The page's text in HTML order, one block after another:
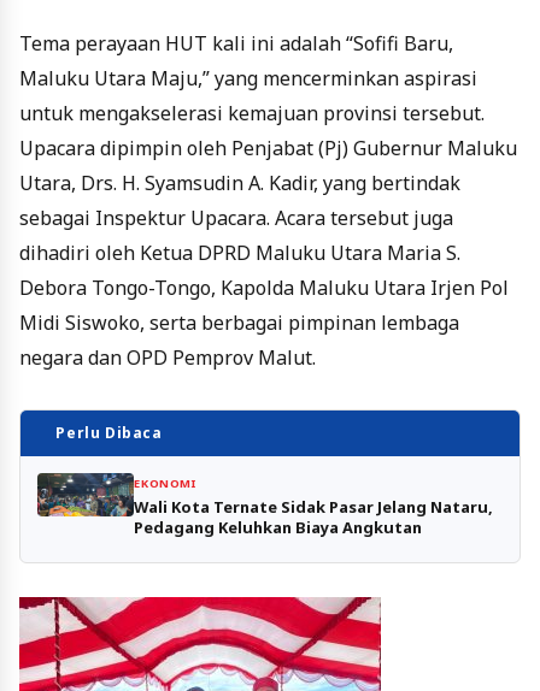
Tema perayaan HUT kali ini adalah “Sofifi Baru,
Maluku Utara Maju,” yang mencerminkan aspirasi
untuk mengakselerasi kemajuan provinsi tersebut.
Upacara dipimpin oleh Penjabat (Pj) Gubernur Maluku
Utara, Drs. H. Syamsudin A. Kadir, yang bertindak
sebagai Inspektur Upacara. Acara tersebut juga
dihadiri oleh Ketua DPRD Maluku Utara Maria S.
Debora Tongo-Tongo, Kapolda Maluku Utara Irjen Pol
Midi Siswoko, serta berbagai pimpinan lembaga
negara dan OPD Pemprov Malut.
Perlu Dibaca
EKONOMI
Wali Kota Ternate Sidak Pasar Jelang Nataru,
Pedagang Keluhkan Biaya Angkutan